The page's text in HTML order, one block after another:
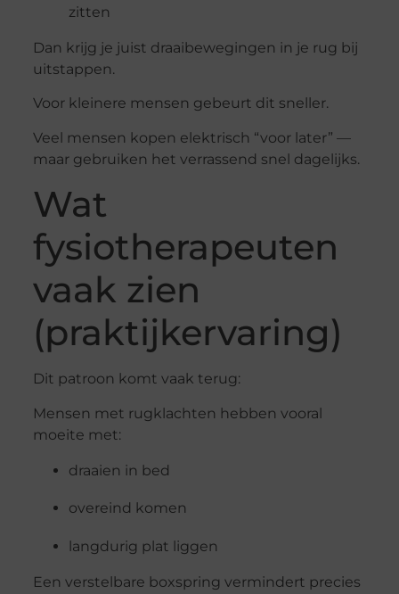
zitten
Dan krijg je juist draaibewegingen in je rug bij
uitstappen.
Voor kleinere mensen gebeurt dit sneller.
Veel mensen kopen elektrisch “voor later” —
maar gebruiken het verrassend snel dagelijks.
Wat
fysiotherapeuten
vaak zien
(praktijkervaring)
Dit patroon komt vaak terug:
Mensen met rugklachten hebben vooral
moeite met:
draaien in bed
overeind komen
langdurig plat liggen
Een verstelbare boxspring vermindert precies